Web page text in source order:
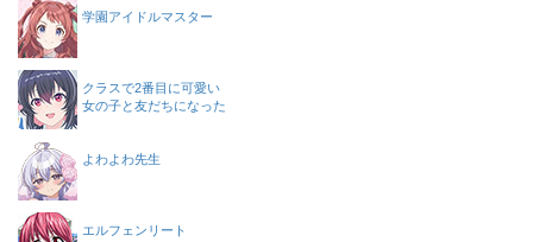
学園アイドルマスター
クラスで2番目に可愛い
女の子と友だちになった
よわよわ先生
エルフェンリート